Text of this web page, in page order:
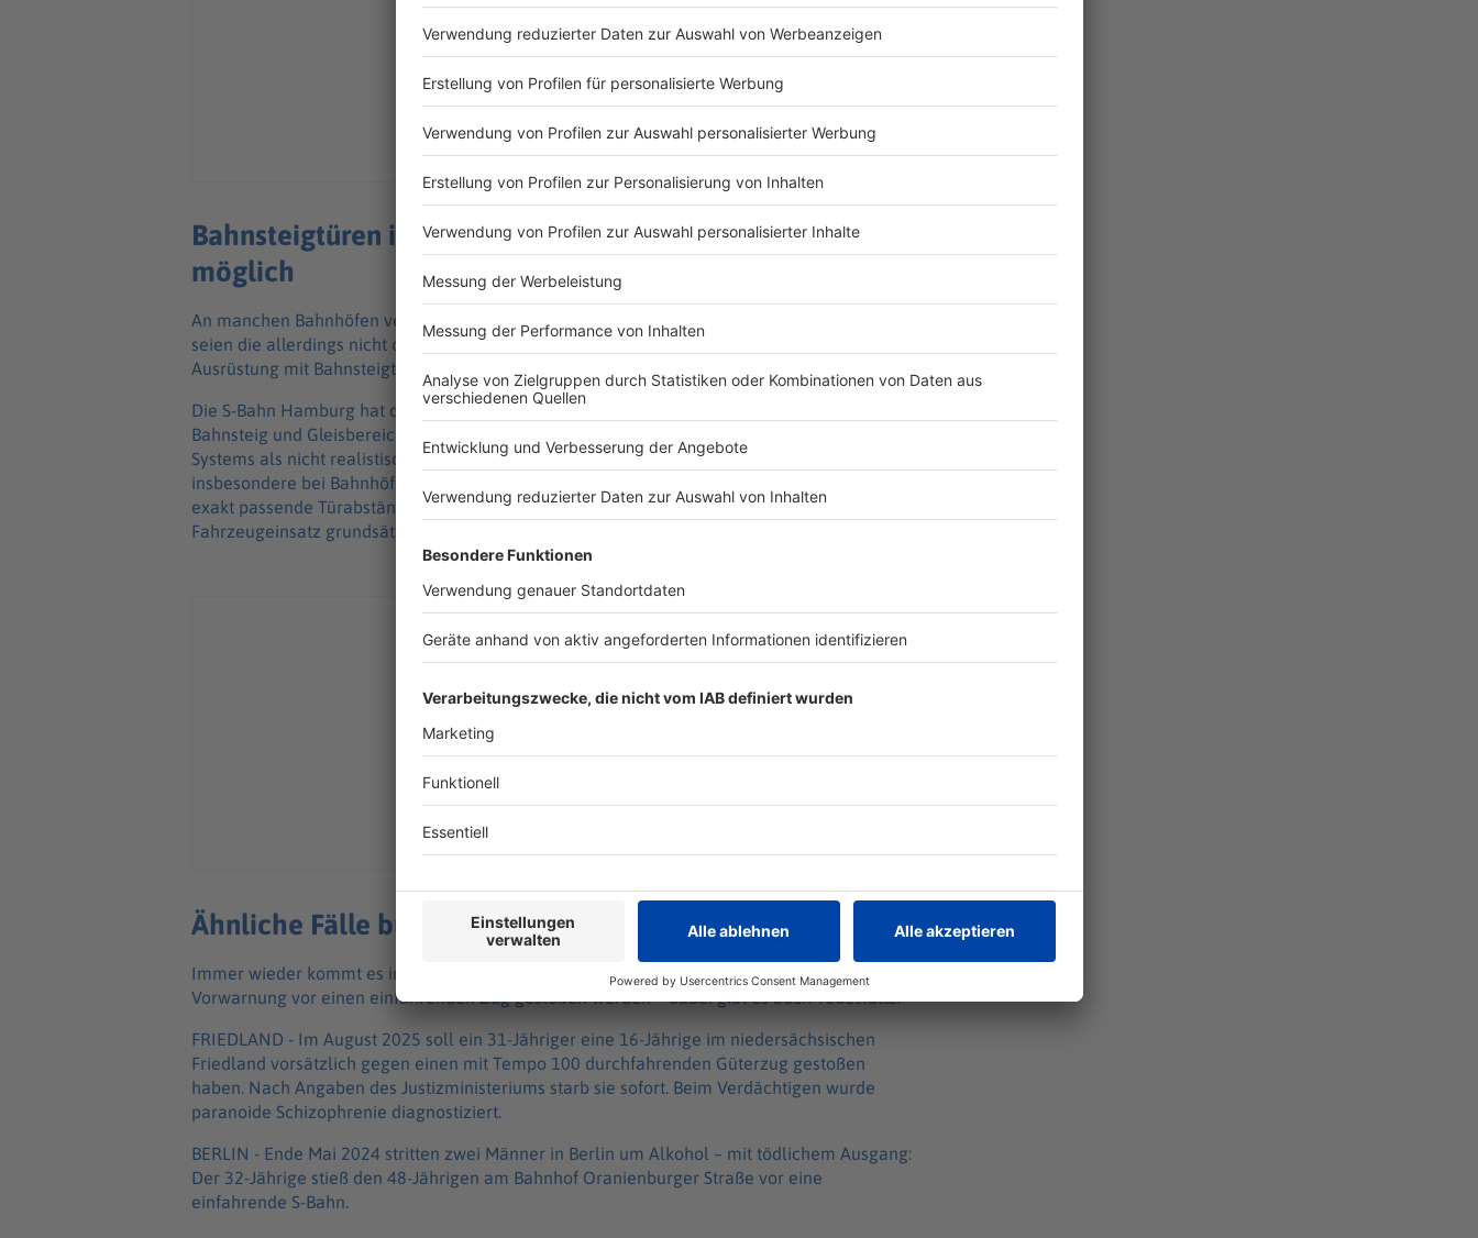
Bahnsteigtüren in Hamburg nicht flächendeckend
möglich
An manchen Bahnhöfen verhindern Bahnsteigtüren Vorfälle wie diesen. In den U-Bahnhöfen
seien die allerdings nicht ohne Weiteres möglich, sagte der Hochbahn-Sprecher. «Eine
Ausrüstung mit Bahnsteigtüren ist weiterhin nur für die fahrerlos fahrende U5 vorgesehen.»
Die S-Bahn Hamburg hat den Einbau von Bahnsteigtüren aus Sicherheitsglas zwischen
Bahnsteig und Gleisbereich bereits geprüft und einen grundlegenden Umbau des S-Bahn-
Systems als nicht realistisch eingeschätzt. «Neben dem hohen baulichen Aufwand –
insbesondere bei Bahnhöfen in Kurven oder mit Denkmalschutz – müssten alle Fahrzeuge
exakt passende Türabstände und spezielle Steuerungstechnik haben.» Das würde den
Fahrzeugeinsatz grundsätzlich stark einschränken.
Ähnliche Fälle bundesweit
Immer wieder kommt es in Deutschland zu tragischen Vorfällen, bei denen Menschen ohne
Vorwarnung vor einen einfahrenden Zug gestoßen werden – dabei gibt es auch Todesfälle:
FRIEDLAND - Im August 2025 soll ein 31-Jähriger eine 16-Jährige im niedersächsischen
Friedland vorsätzlich gegen einen mit Tempo 100 durchfahrenden Güterzug gestoßen
haben. Nach Angaben des Justizministeriums starb sie sofort. Beim Verdächtigen wurde
paranoide Schizophrenie diagnostiziert.
BERLIN - Ende Mai 2024 stritten zwei Männer in Berlin um Alkohol – mit tödlichem Ausgang:
Der 32-Jährige stieß den 48-Jährigen am Bahnhof Oranienburger Straße vor eine
einfahrende S-Bahn.